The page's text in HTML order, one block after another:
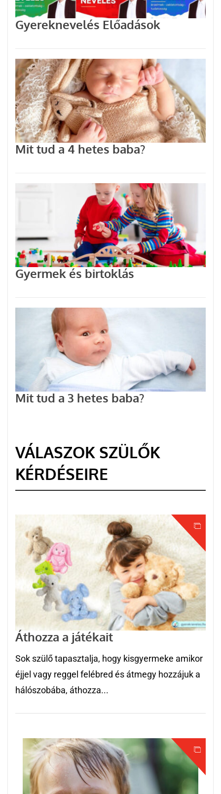
Gyereknevelés Előadások
Mit tud a 4 hetes baba?
Gyermek és birtoklás
Mit tud a 3 hetes baba?
VÁLASZOK SZÜLŐK
KÉRDÉSEIRE
Áthozza a játékait
Sok szülő tapasztalja, hogy kisgyermeke amikor
éjjel vagy reggel felébred és átmegy hozzájuk a
hálószobába, áthozza...